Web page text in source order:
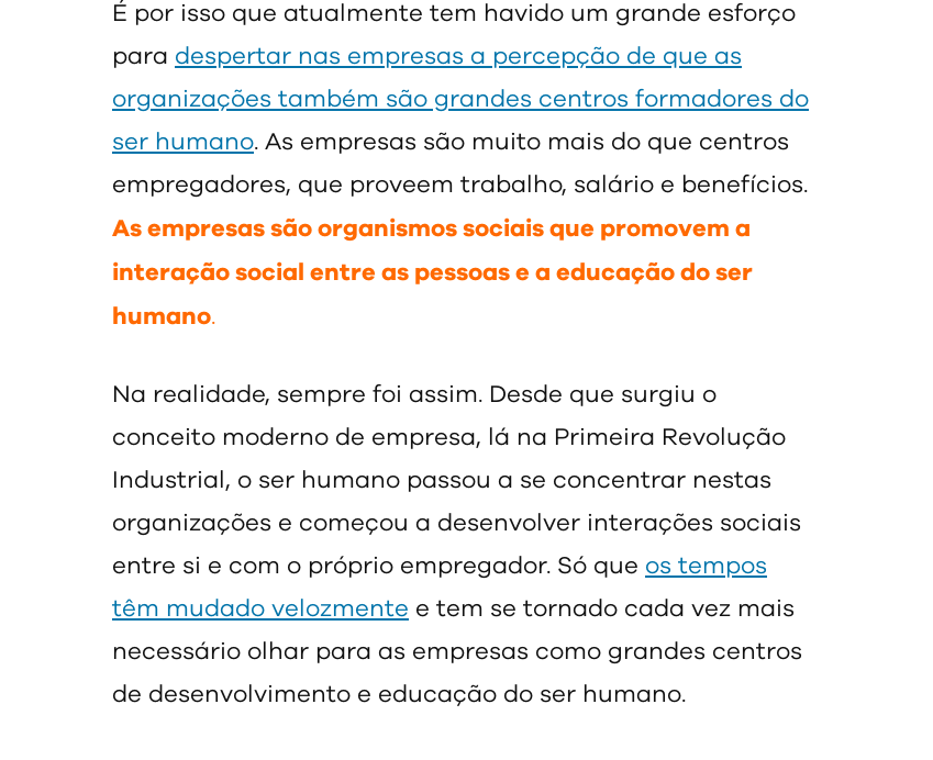
É por isso que atualmente tem havido um grande esforço
para despertar nas empresas a percepção de que as
organizações também são grandes centros formadores do
ser humano. As empresas são muito mais do que centros
empregadores, que proveem trabalho, salário e benefícios.
As empresas são organismos sociais que promovem a
interação social entre as pessoas e a educação do ser
humano.
Na realidade, sempre foi assim. Desde que surgiu o
conceito moderno de empresa, lá na Primeira Revolução
Industrial, o ser humano passou a se concentrar nestas
organizações e começou a desenvolver interações sociais
entre si e com o próprio empregador. Só que os tempos
têm mudado velozmente e tem se tornado cada vez mais
necessário olhar para as empresas como grandes centros
de desenvolvimento e educação do ser humano.